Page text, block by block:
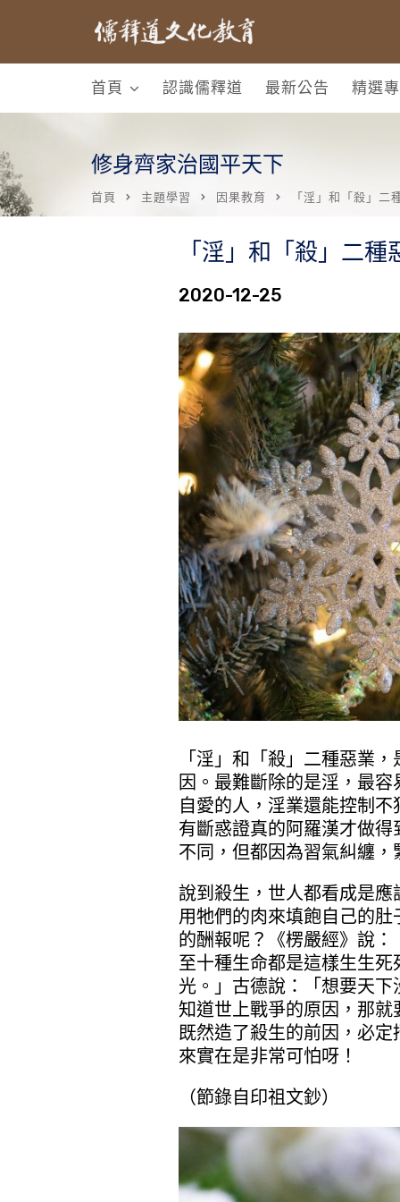
首頁 認識儒釋道 最新公告 精選
修身齊家治國平天下
首頁 主題學習 因果教育 「淫」和「殺」二
「淫」和「殺」二種
2020-12-25
「淫」和「殺」二種惡業
因。最難斷除的是淫，最
自愛的人，淫業還能控制
有斷惑證真的阿羅漢才做
不同，但都因為習氣糾纏
說到殺生，世人都看成是
用牠們的肉來填飽自己的
的酬報呢？《楞嚴經》說
至十種生命都是這樣生生
光。」古德說：「想要天
知道世上戰爭的原因，那
既然造了殺生的前因，必
來實在是非常可怕呀！
（節錄自印祖文鈔）